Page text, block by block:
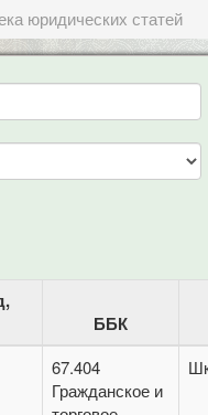
юридических статей
ББК
67.404
Гражданское и